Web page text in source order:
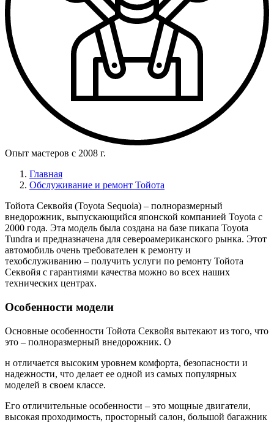
Опыт мастеров с 2008 г.
Главная
Обслуживание и ремонт Тойота
Тойота Секвойя (Toyota Sequoia) – полноразмерный
внедорожник, выпускающийся японской компанией Toyota с
2000 года. Эта модель была создана на базе пикапа Toyota
Tundra и предназначена для североамериканского рынка. Этот
автомобиль очень требователен к ремонту и
техобслуживанию – получить услуги по ремонту Тойота
Секвойя с гарантиями качества можно во всех наших
технических центрах.
Особенности модели
Основные особенности Тойота Секвойя вытекают из того, что
это – полноразмерный внедорожник. О
н отличается высоким уровнем комфорта, безопасности и
надежности, что делает ее одной из самых популярных
моделей в своем классе.
Его отличительные особенности – это мощные двигатели,
высокая проходимость, просторный салон, большой багажник